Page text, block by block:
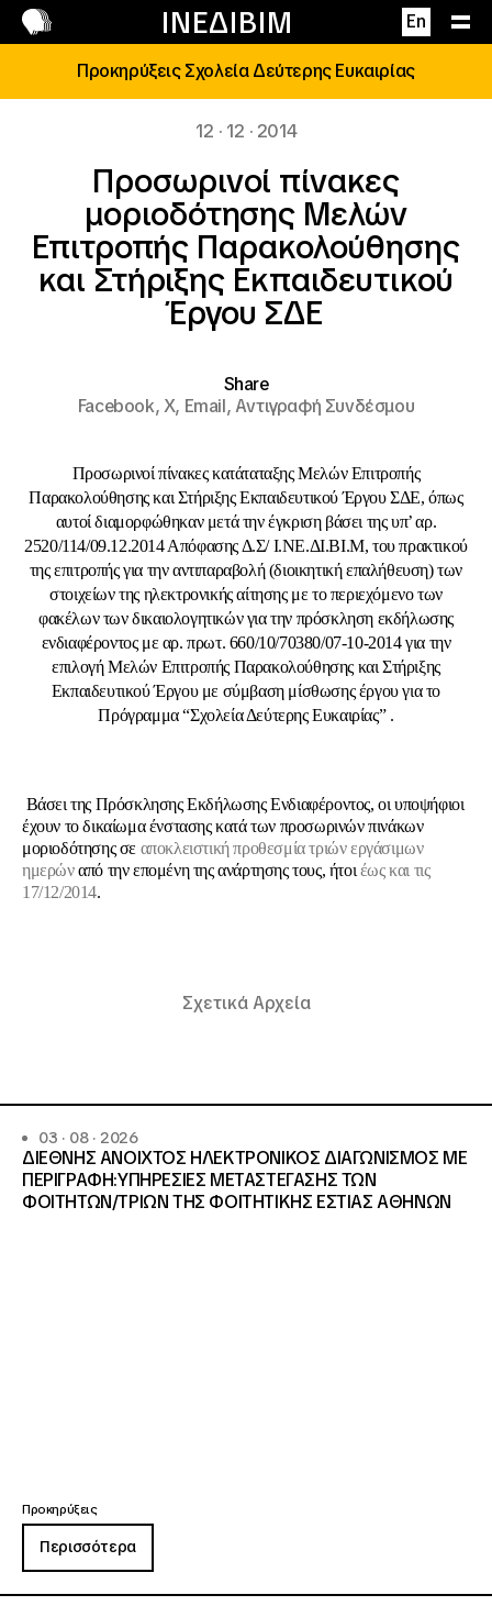
ΙΝΕΔΙΒΙΜ En
Επικοινωνία
Προκηρύξεις Σχολεία Δεύτερης Ευκαιρίας
12 · 12 · 2014
Προσωρινοί πίνακες
μοριοδότησης Μελών
Επιτροπής Παρακολούθησης
και Στήριξης Εκπαιδευτικού
Έργου ΣΔΕ
Share
Facebook,X, Email,Αντιγραφή Συνδέσμου
Προσωρινοί πίνακες κατάταταξης Μελών Επιτροπής
Παρακολούθησης και Στήριξης Εκπαιδευτικού Έργου ΣΔΕ, όπως
αυτοί διαμορφώθηκαν μετά την έγκριση βάσει της υπ’ αρ.
2520/114/09.12.2014 Απόφασης Δ.Σ/ Ι.ΝΕ.ΔΙ.ΒΙ.Μ, του πρακτικού
της επιτροπής για την αντιπαραβολή (διοικητική επαλήθευση) των
στοιχείων της ηλεκτρονικής αίτησης με το περιεχόμενο των
φακέλων των δικαιολογητικών για την πρόσκληση εκδήλωσης
ενδιαφέροντος με αρ. πρωτ. 660/10/70380/07-10-2014 για την
επιλογή Μελών Επιτροπής Παρακολούθησης και Στήριξης
Εκπαιδευτικού Έργου με σύμβαση μίσθωσης έργου για το
Πρόγραμμα “Σχολεία Δεύτερης Ευκαιρίας” .
Βάσει της Πρόσκλησης Εκδήλωσης Ενδιαφέροντος, οι υποψήφιοι
έχουν το δικαίωμα ένστασης κατά των προσωρινών πινάκων
μοριοδότησης σε αποκλειστική προθεσμία τριών εργάσιμων
ημερώναπό την επομένη της ανάρτησης τους, ήτοι έως και τις
17/12/2014.
Σχετικά Αρχεία
03 · 08 · 2026
ΔΙΕΘΝΗΣ ΑΝΟΙΧΤΟΣ ΗΛΕΚΤΡΟΝΙΚΟΣ ΔΙΑΓΩΝΙΣΜΟΣ ΜΕ
ΠΕΡΙΓΡΑΦΗ:ΥΠΗΡΕΣΙΕΣ METAΣΤΕΓΑΣΗΣ ΤΩΝ
ΦΟΙΤΗΤΩΝ/ΤΡΙΩΝ ΤΗΣ ΦΟΙΤΗΤΙΚΗΣ ΕΣΤΙΑΣ ΑΘΗΝΩΝ
Προκηρύξεις
Περισσότερα